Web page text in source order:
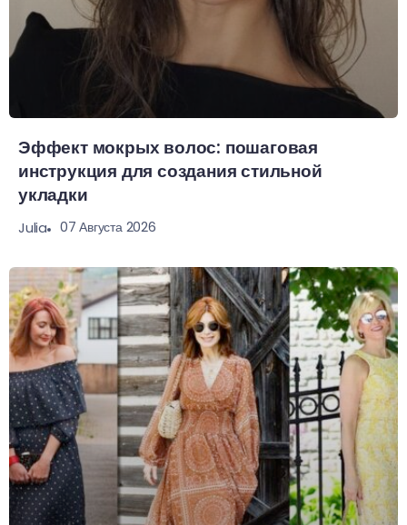
Эффект мокрых волос: пошаговая
инструкция для создания стильной
укладки
Julia 07 Августа 2026